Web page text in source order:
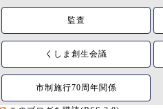
監査
くしま創生会議
市制施行70周年関係